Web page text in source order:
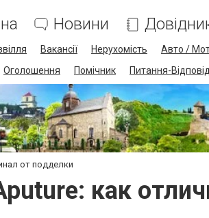
Новини
Вакансії Нерухомість Авто /
Оголошення Помічник Питання-
от подделки
как